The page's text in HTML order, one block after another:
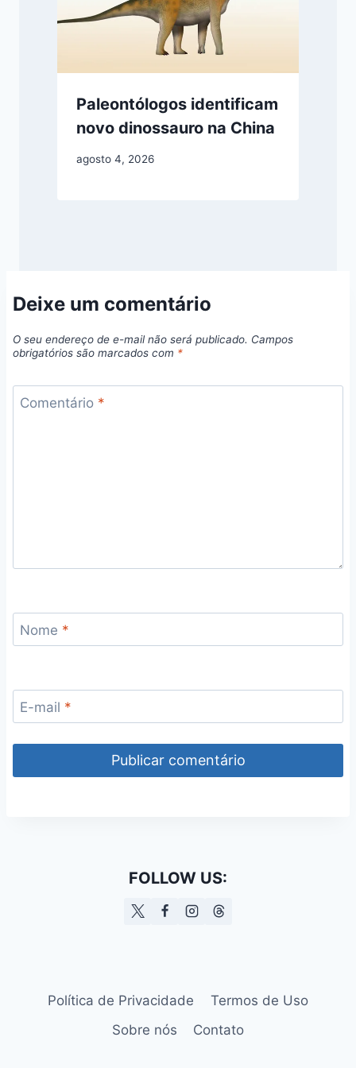
Paleontólogos identificam
novo dinossauro na China
agosto 4, 2026
Deixe um comentário
O seu endereço de e-mail não será publicado. Campos
obrigatórios são marcados com *
Comentário *
Nome *
E-mail *
FOLLOW US:
Política de Privacidade
Termos de Uso
Sobre nós
Contato